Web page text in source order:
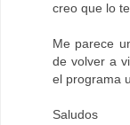
creo que lo
Me parece
de volver a
el programa
Saludos